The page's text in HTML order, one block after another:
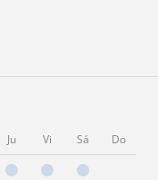
Ju Vi Sá Do